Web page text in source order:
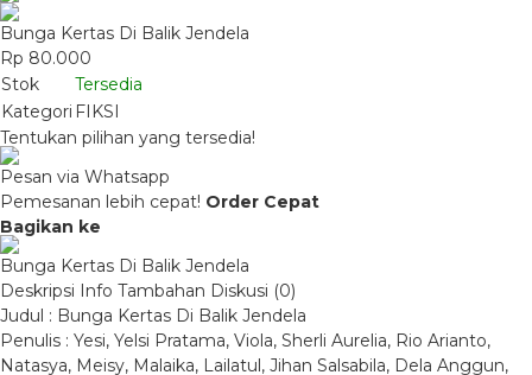
Bunga Kertas Di Balik Jendela
Rp 80.000
Stok
Tersedia
Kategori FIKSI
Tentukan pilihan yang tersedia!
Pesan via Whatsapp
Pemesanan lebih cepat! Order Cepat
Bagikan ke
Bunga Kertas Di Balik Jendela
Deskripsi Info Tambahan Diskusi (0)
Judul : Bunga Kertas Di Balik Jendela
Penulis : Yesi, Yelsi Pratama, Viola, Sherli Aurelia, Rio Arianto,
Natasya, Meisy, Malaika, Lailatul, Jihan Salsabila, Dela Anggun,